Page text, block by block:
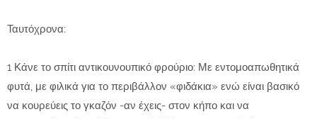
Ταυτόχρονα:
1 Κάνε το σπίτι αντικουνουπικό φρούριο: Με εντομοαπωθητικά
φυτά, με φιλικά για το περιβάλλον «φιδάκια» ενώ είναι βασικό
να κουρεύεις το γκαζόν -αν έχεις- στον κήπο και να